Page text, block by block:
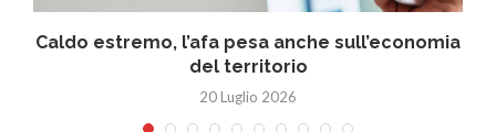
Caldo estremo, l’afa pesa anche sull’economia
del territorio
20 Luglio 2026